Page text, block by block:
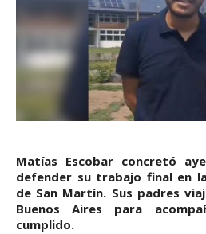
Matías Escobar concretó
defender su trabajo final en
de San Martín. Sus padres
Buenos Aires para
cumplido.